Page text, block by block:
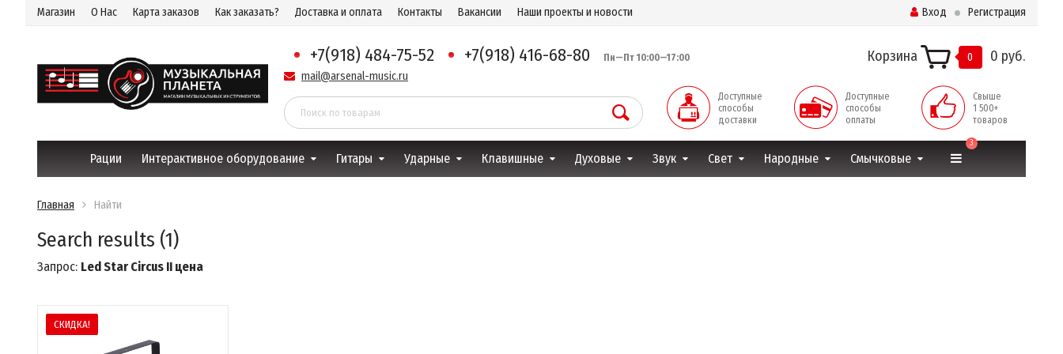
Магазин О Нас Карта заказов Как заказать? Доставка и оплата Контакты Вакансии Наши проекты и новости Вход Регистрация
+7(918) 484-75-52 +7(918) 416-68-80 Пн—Пт 10:00—17:00
mail@arsenal-music.ru
Корзина 0 0 руб.
Доступные
способы
доставки
Доступные
способы
оплаты
Свыше
1 500+
товаров
Рации Интерактивное оборудование Гитары Ударные Клавишные Духовые Звук Свет Народные Смычковые
3
Главная Найти
Search results (1)
Запрос: Led Star Circus II цена
СКИДКА!